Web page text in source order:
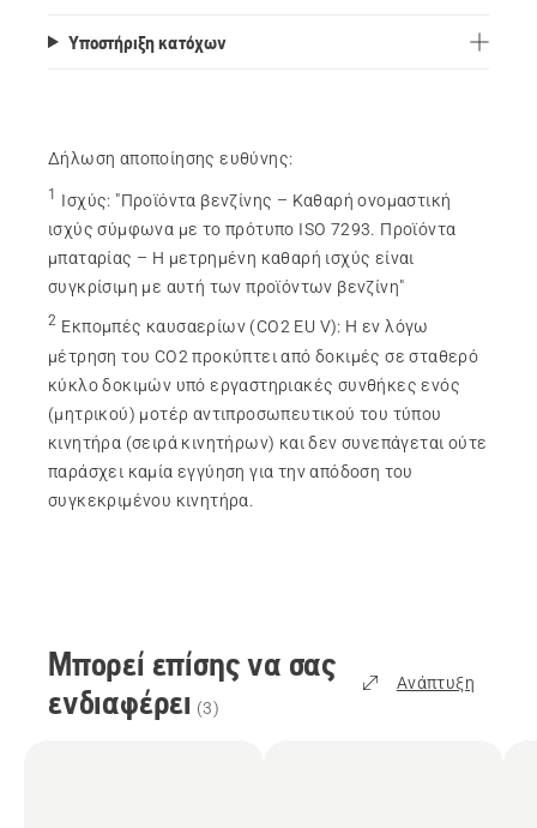
Υποστήριξη κατόχων
Δήλωση αποποίησης ευθύνης:
1 Ισχύς: "Προϊόντα βενζίνης – Καθαρή ονομαστική
ισχύς σύμφωνα με το πρότυπο ISO 7293. Προϊόντα
μπαταρίας – Η μετρημένη καθαρή ισχύς είναι
συγκρίσιμη με αυτή των προϊόντων βενζίνη"
2 Εκπομπές καυσαερίων (CO2 EU V): Η εν λόγω
μέτρηση του CO2 προκύπτει από δοκιμές σε σταθερό
κύκλο δοκιμών υπό εργαστηριακές συνθήκες ενός
(μητρικού) μοτέρ αντιπροσωπευτικού του τύπου
κινητήρα (σειρά κινητήρων) και δεν συνεπάγεται ούτε
παράσχει καμία εγγύηση για την απόδοση του
συγκεκριμένου κινητήρα.
Μπορεί επίσης να σας
ενδιαφέρει (3)
Ανάπτυξη